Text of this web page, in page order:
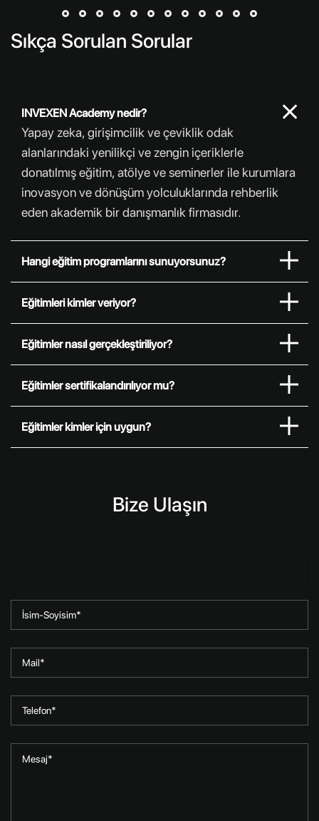
aktif katkı sunmasına bağlıdır. Bu nedenle çalışan
katılımı, yapay zeka dönüşümünün iletişim adımı
değil, temel uygulama altyapısıdır. Şirketler çoğu
hedeflerine odaklanırken insan boyutunu daha
sonraki aşamalara bırakır. Bu yaklaşım, iş kaybı
endişesi, veri kullanımına ilişkin kuşku, rol belirsizliği
ve öğrenme baskısı gibi kaygıların büyümesine yol
açabilir. Çalışanların dahil olmadığı bir dönüşüm,
teknik olarak tamamlanmış görünse
Sıkça Sorulan Sorular
INVEXEN Academy nedir?
Yapay zeka, girişimcilik ve çeviklik odak
alanlarındaki yenilikçi ve zengin içeriklerle
donatılmış eğitim, atölye ve seminerler ile kurumlara
inovasyon ve dönüşüm yolculuklarında rehberlik
eden akademik bir danışmanlık firmasıdır.
Hangi eğitim programlarını sunuyorsunuz?
Eğitimleri kimler veriyor?
Eğitimler nasıl gerçekleştiriliyor?
Eğitimler sertifikalandırılıyor mu?
Eğitimler kimler için uygun?
Bize Ulaşın